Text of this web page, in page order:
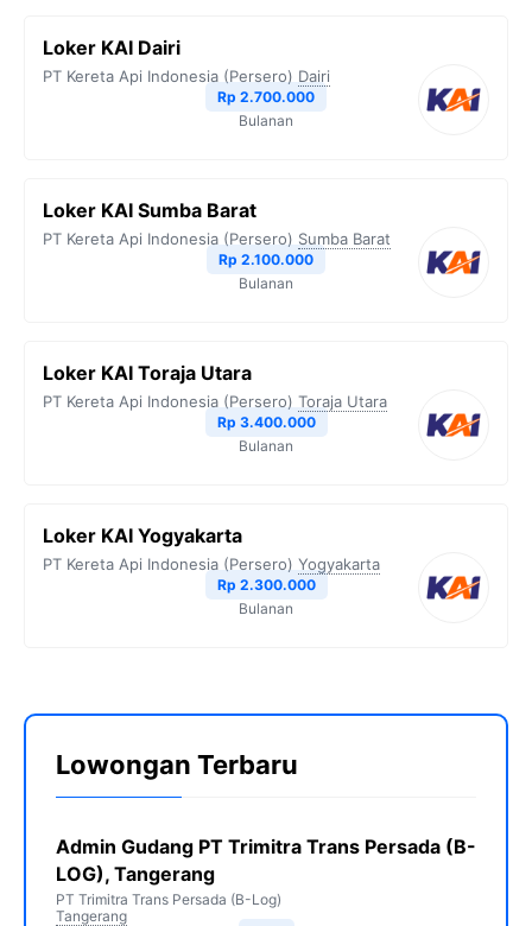
Loker KAI Dairi
PT Kereta Api Indonesia (Persero) Dairi
Rp 2.700.000
Bulanan
Loker KAI Sumba Barat
PT Kereta Api Indonesia (Persero) Sumba Barat
Rp 2.100.000
Bulanan
Loker KAI Toraja Utara
PT Kereta Api Indonesia (Persero) Toraja Utara
Rp 3.400.000
Bulanan
Loker KAI Yogyakarta
PT Kereta Api Indonesia (Persero) Yogyakarta
Rp 2.300.000
Bulanan
Lowongan Terbaru
Admin Gudang PT Trimitra Trans Persada (B-
LOG), Tangerang
PT Trimitra Trans Persada (B-Log)
Tangerang